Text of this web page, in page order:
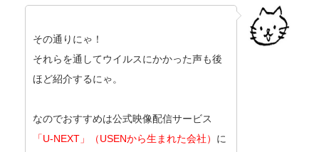
その通りにゃ！
それらを通してウイルスにかかった声も後
ほど紹介するにゃ。
なのでおすすめは公式映像配信サービス
「U-NEXT」（USENから生まれた会社） に